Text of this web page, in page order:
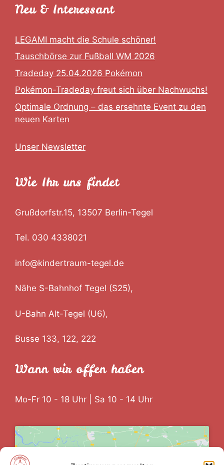
Neu & Interessant
LEGAMI macht die Schule schöner!
Tauschbörse zur Fußball WM 2026
Tradeday 25.04.2026 Pokémon
Pokémon-Tradeday freut sich über Nachwuchs!
Optimale Ordnung – das ersehnte Event zu den
neuen Karten
Unser Newsletter
Wie Ihr uns findet
Grußdorfstr.15, 13507 Berlin-Tegel
Tel. 030 4338021
info@kindertraum-tegel.de
Nähe S-Bahnhof Tegel (S25),
U-Bahn Alt-Tegel (U6),
Busse 133, 122, 222
Wann wir offen haben
Mo-Fr 10 - 18 Uhr | Sa 10 - 14 Uhr